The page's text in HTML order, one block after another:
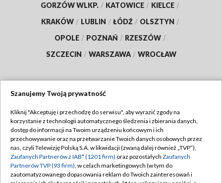
GORZÓW WLKP. / KATOWICE / KIELCE /
KRAKÓW / LUBLIN / ŁÓDŹ / OLSZTYN /
OPOLE / POZNAŃ / RZESZÓW /
SZCZECIN / WARSZAWA / WROCŁAW
TVP
Abonament TVP
Emisja w TVP
Centrum informacji TVP
Regulamin TVP
Polityka prywatności
Moje zgody
Szanujemy Twoją prywatność
Kliknij "Akceptuję i przechodzę do serwisu", aby wyrazić zgody na
korzystanie z technologii automatycznego śledzenia i zbierania danych,
dostęp do informacji na Twoim urządzeniu końcowym i ich
przechowywanie oraz na przetwarzanie Twoich danych osobowych przez
nas, czyli Telewizję Polską S.A. w likwidacji (zwaną dalej również „TVP”),
Zaufanych Partnerów z IAB* (1201 firm) oraz pozostałych Zaufanych
Partnerów TVP (93 firm), w celach marketingowych (w tym do
zautomatyzowanego dopasowania reklam do Twoich zainteresowań i